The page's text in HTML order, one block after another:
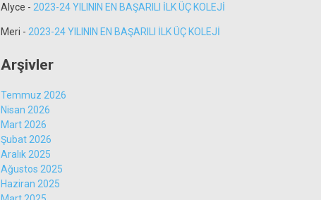
Alyce - 2023-24 YILININ EN BAŞARILI İLK ÜÇ KOLEJİ
Meri - 2023-24 YILININ EN BAŞARILI İLK ÜÇ KOLEJİ
Arşivler
Temmuz 2026
Nisan 2026
Mart 2026
Şubat 2026
Aralık 2025
Ağustos 2025
Haziran 2025